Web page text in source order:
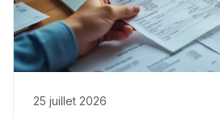
25 juillet 2026